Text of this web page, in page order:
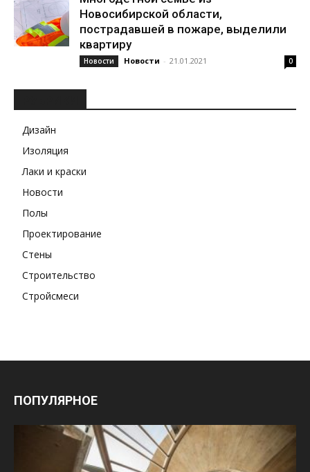
Новосибирской области,
пострадавшей в пожаре, выделили
квартиру
Новости Новости - 21.01.2021 0
Дизайн
Изоляция
Лаки и краски
Новости
Полы
Проектирование
Стены
Строительство
Стройсмеси
ПОПУЛЯРНОЕ